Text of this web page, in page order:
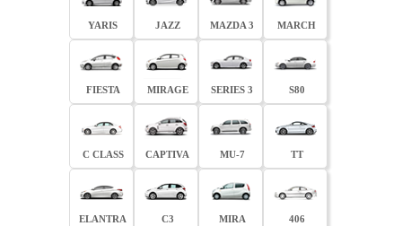
YARIS JAZZ MAZDA 3 MARCH
FIESTA MIRAGE SERIES 3 S80
C CLASS CAPTIVA MU-7 TT
ELANTRA C3 MIRA 406